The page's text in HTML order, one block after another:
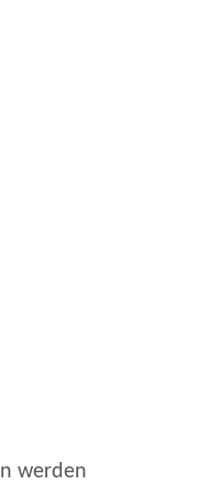
werden